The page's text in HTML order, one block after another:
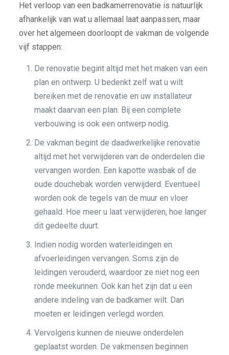
Het verloop van een badkamerrenovatie is natuurlijk
afhankelijk van wat u allemaal laat aanpassen, maar
over het algemeen doorloopt de vakman de volgende
vijf stappen:
De renovatie begint altijd met het maken van een
plan en ontwerp. U bedenkt zelf wat u wilt
bereiken met de renovatie en uw installateur
maakt daarvan een plan. Bij een complete
verbouwing is ook een ontwerp nodig.
De vakman begint de daadwerkelijke renovatie
altijd met het verwijderen van de onderdelen die
vervangen worden. Een kapotte wasbak of de
oude douchebak worden verwijderd. Eventueel
worden ook de tegels van de muur en vloer
gehaald. Hoe meer u laat verwijderen, hoe langer
dit gedeelte duurt.
Indien nodig worden waterleidingen en
afvoerleidingen vervangen. Soms zijn de
leidingen verouderd, waardoor ze niet nog een
ronde meekunnen. Ook kan het zijn dat u een
andere indeling van de badkamer wilt. Dan
moeten er leidingen verlegd worden.
Vervolgens kunnen de nieuwe onderdelen
geplaatst worden. De vakmensen beginnen